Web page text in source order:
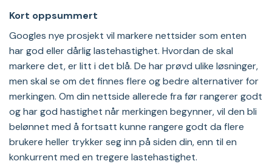
Kort oppsummert
Googles nye prosjekt vil markere nettsider som enten
har god eller dårlig lastehastighet. Hvordan de skal
markere det, er litt i det blå. De har prøvd ulike løsninger,
men skal se om det finnes flere og bedre alternativer for
merkingen. Om din nettside allerede fra før rangerer godt
og har god hastighet når merkingen begynner, vil den bli
belønnet med å fortsatt kunne rangere godt da flere
brukere heller trykker seg inn på siden din, enn til en
konkurrent med en tregere lastehastighet.